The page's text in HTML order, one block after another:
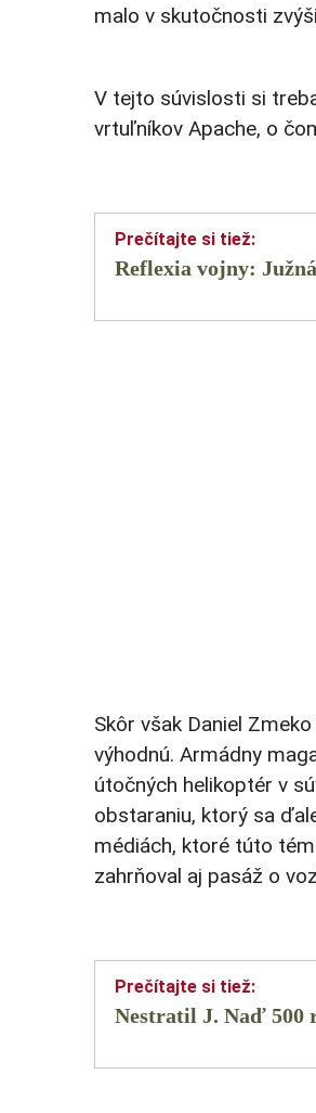
malo v skutočnosti
V tejto súvislosti si
vrtuľníkov Apache, o
Reflexia vojny:
Skôr však Daniel Zmeko
výhodnú. Armádny
útočných helikoptér v
obstaraniu, ktorý sa
médiách, ktoré túto
zahrňoval aj pasáž o
Nestratil J. Naď 500